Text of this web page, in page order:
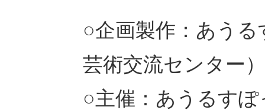
○企画製作：あう
芸術交流センター
○主催：あうるす